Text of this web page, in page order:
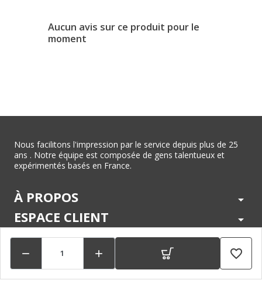
  favorite_border
Aucun avis sur ce produit pour le
moment
Nous facilitons l'impression par le service depuis plus de 25
ans . Notre équipe est composée de gens talentueux et
expérimentés basés en France.
À PROPOS arrow_drop_down
ESPACE CLIENT arrow_drop_down
CENTRE D'AIDE arrow_drop_down
LÉGAL arrow_drop_down
MARQUES arrow_drop_down